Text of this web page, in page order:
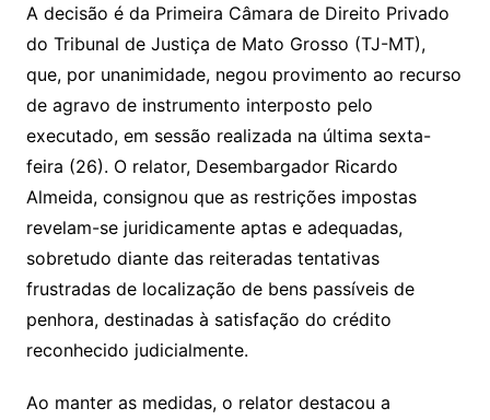
A decisão é da Primeira Câmara de Direito Privado
do Tribunal de Justiça de Mato Grosso (TJ-MT),
que, por unanimidade, negou provimento ao recurso
de agravo de instrumento interposto pelo
executado, em sessão realizada na última sexta-
feira (26). O relator, Desembargador Ricardo
Almeida, consignou que as restrições impostas
revelam-se juridicamente aptas e adequadas,
sobretudo diante das reiteradas tentativas
frustradas de localização de bens passíveis de
penhora, destinadas à satisfação do crédito
reconhecido judicialmente.
Ao manter as medidas, o relator destacou a